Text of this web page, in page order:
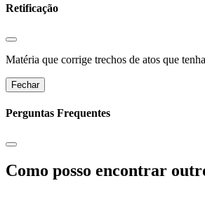
Retificação
Matéria que corrige trechos de atos que
Fechar
Perguntas Frequentes
Como posso encontrar